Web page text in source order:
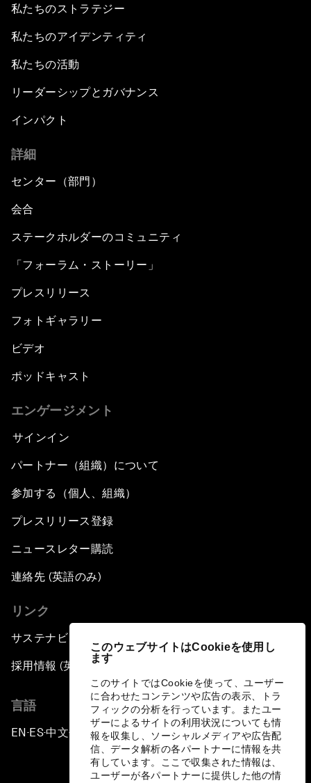
このウェブサイトはCookieを使用し
ます
このサイトではCookieを使って、ユーザー
に合わせたコンテンツや広告の表示、トラ
フィックの分析を行っています。またユー
ザーによるサイトの利用状況についても情
報を収集し、ソーシャルメディアや広告配
信、データ解析の各パートナーに情報を共
有しています。ここで収集された情報は、
ユーザーが各パートナーに提供した他の情
私たちのストラテジー
私たちのアイデンティティ
私たちの活動
リーダーシップとガバナンス
インパクト
詳細
センター（部門）
会合
ステークホルダーのコミュニティ
「フォーラム・ストーリー」
プレスリリース
フォトギャラリー
ビデオ
ポッドキャスト
エンゲージメント
サインイン
パートナー（組織）について
参加する（個人、組織）
プレスリリース登録
ニュースレター購読
連絡先 (英語のみ)
リンク
サステナビリティへの取り組み
採用情報 (英語のみ)
言語
EN ▪ES▪中文▪ 日本語